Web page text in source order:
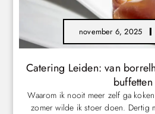
november 6, 2025
Catering Leiden: van
buffetten
Waarom ik nooit meer zelf ga
zomer wilde ik stoer doen. Dertig